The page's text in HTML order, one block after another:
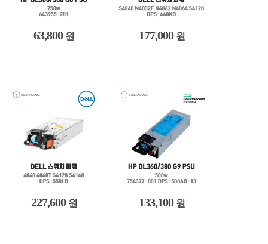
63,800 원 177,000 원
227,600 원 133,100 원